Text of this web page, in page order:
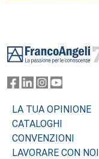
LA TUA OPINIONE
CATALOGHI
CONVENZIONI
LAVORARE CON NOI